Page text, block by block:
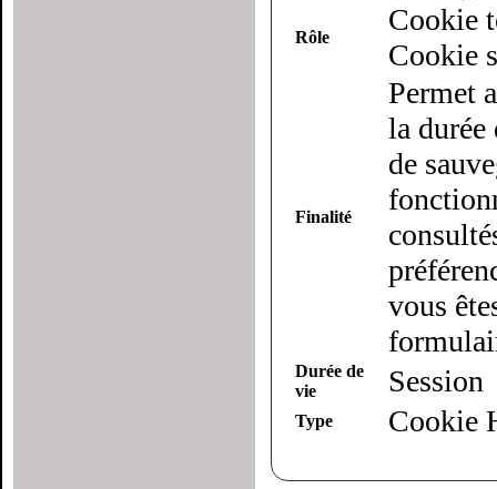
Rôle
Cookie
Cookie
Finalité
Permet
la durée
de
vous
Durée de
vie
Session
Type Cookie